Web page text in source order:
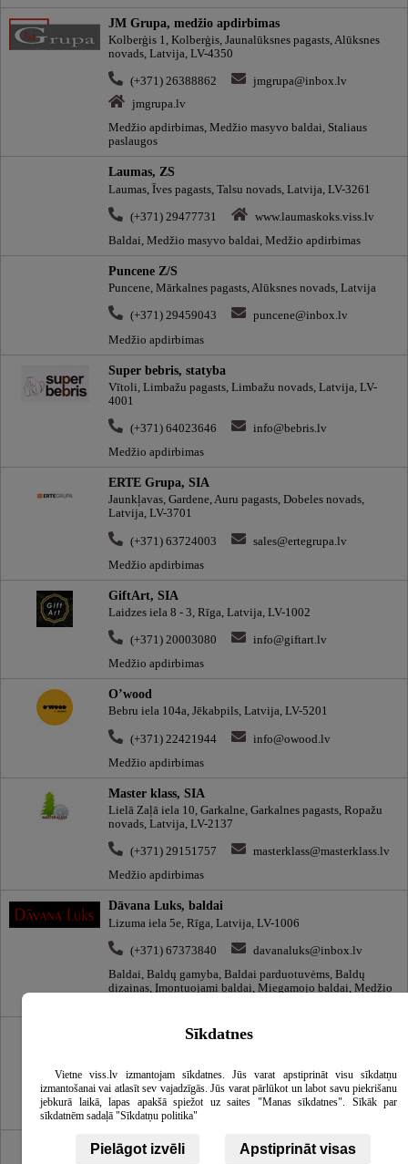
JM Grupa, medžio apdirbimas
Kolberģis 1, Kolberģis, Jaunalūksnes pagasts, Alūksnes
novads, Latvija, LV-4350
(+371) 26388862
jmgrupa@inbox.lv
jmgrupa.lv
Medžio apdirbimas, Medžio masyvo baldai, Staliaus
paslaugos
Laumas, ZS
Laumas, Īves pagasts, Talsu novads, Latvija, LV-3261
(+371) 29477731
www.laumaskoks.viss.lv
Baldai, Medžio masyvo baldai, Medžio apdirbimas
Puncene Z/S
Puncene, Mārkalnes pagasts, Alūksnes novads, Latvija
(+371) 29459043
puncene@inbox.lv
Medžio apdirbimas
Super bebris, statyba
Vītoli, Limbažu pagasts, Limbažu novads, Latvija, LV-
4001
(+371) 64023646
info@bebris.lv
Medžio apdirbimas
ERTE Grupa, SIA
Jaunkļavas, Gardene, Auru pagasts, Dobeles novads,
Latvija, LV-3701
(+371) 63724003
sales@ertegrupa.lv
Medžio apdirbimas
GiftArt, SIA
Laidzes iela 8 - 3, Rīga, Latvija, LV-1002
(+371) 20003080
info@giftart.lv
Medžio apdirbimas
O’wood
Bebru iela 104a, Jēkabpils, Latvija, LV-5201
(+371) 22421944
info@owood.lv
Medžio apdirbimas
Master klass, SIA
Lielā Zaļā iela 10, Garkalne, Garkalnes pagasts, Ropažu
novads, Latvija, LV-2137
(+371) 29151757
masterklass@masterklass.lv
Medžio apdirbimas
Dāvana Luks, baldai
Lizuma iela 5e, Rīga, Latvija, LV-1006
(+371) 67373840
davanaluks@inbox.lv
Baldai, Baldų gamyba, Baldai parduotuvėms, Baldų
dizainas, Įmontuojami baldai, Miegamojo baldai, Medžio
Smiltene Impex, SIA, Gamykla
(+371) 64707050
office@smilteneimpex.lv
Medžio apdirbimas
Lameko Impex, SIA
Sīkdatnes
Vietne viss.lv izmantojam sīkdatnes. Jūs varat apstiprināt visu sīkdatņu
izmantošanai vai atlasīt sev vajadzīgās. Jūs varat pārlūkot un labot savu piekrišanu
jebkurā laikā, lapas apakšā spiežot uz saites "Manas sīkdatnes". Sīkāk par
sīkdatnēm sadaļā "Sīkdatņu politika"
Pielāgot izvēli Apstiprināt visas